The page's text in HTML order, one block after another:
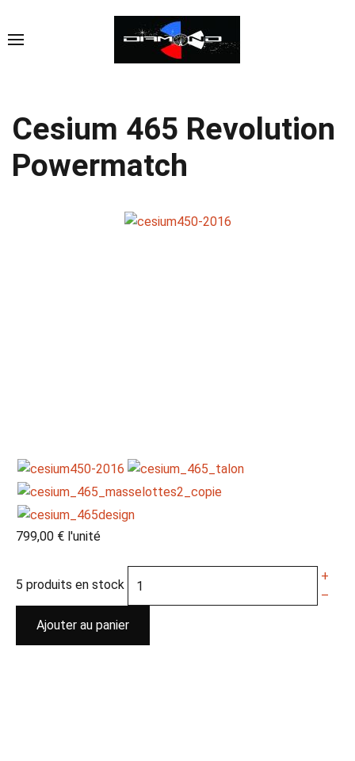
Cesium 465 Revolution
Powermatch
799,00 € l'unité
5 produits en stock
+
–
Ajouter au panier